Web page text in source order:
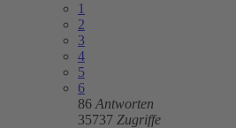
1
2
3
4
5
6
86 Antworten
35737 Zugriffe